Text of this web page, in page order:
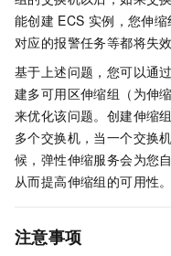
能创建 ECS 实例，您伸
对应的报警任务等都将失效
基于上述问题，您可以通
建多可用区伸缩组（为伸
来优化该问题。创建伸缩
多个交换机，当一个交换
候，弹性伸缩服务会为您
从而提高伸缩组的可用性。
注意事项